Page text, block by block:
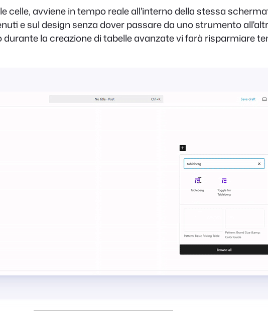
celle, avviene in tempo reale all'interno della stessa
e sul design senza dover passare da uno strumento
la creazione di tabelle avanzate vi farà risparmiare